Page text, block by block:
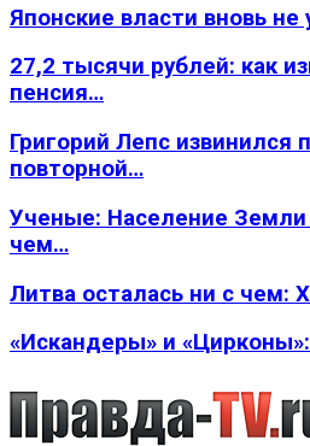
Японские власти вновь
27,2 тысячи рублей: как
пенсия…
Григорий Лепс извинился
повторной…
Ученые: Население
чем…
Литва осталась ни с чем:
«Искандеры» и